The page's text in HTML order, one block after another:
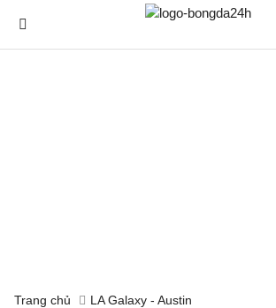
Trang chủ LA Galaxy - Austin